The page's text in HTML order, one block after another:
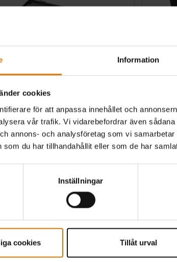
Information
cookies
för att anpassa innehållet och
vår trafik. Vi vidarebefordrar även
annons- och analysföretag som vi
som du har tillhandahållit eller som de har
Inställningar
cookies Tillåt urval
till Q 200/2000-serien
4.6 (137)
moms ex. fraktomkostnader
Förkläde
Svart
inkl. moms
Color
-25%